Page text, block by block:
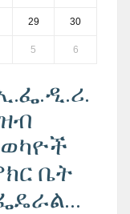
29 30
5 6
ቤት